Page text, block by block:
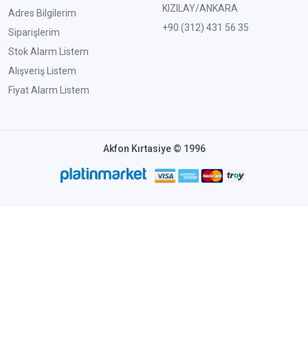
Adres Bilgilerim
Siparişlerim
Stok Alarm Listem
Alışveriş Listem
Fiyat Alarm Listem
KIZILAY/ANKARA
+90 (312) 431 56 35
Akfon Kırtasiye © 1996